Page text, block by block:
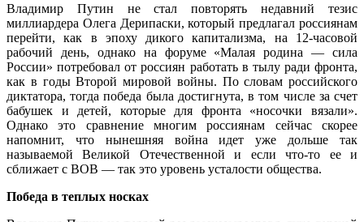
Владимир Путин не стал повторять недавний тезис
миллиардера Олега Дерипаски, который предлагал россиянам
перейти, как в эпоху дикого капитализма, на 12-часовой
рабочий день, однако на форуме «Малая родина — сила
России» потребовал от россиян работать в тылу ради фронта,
как в годы Второй мировой войны. По словам российского
диктатора, тогда победа была достигнута, в том числе за счет
бабушек и детей, которые для фронта «носочки вязали».
Однако это сравнение многим россиянам сейчас скорее
напомнит, что нынешняя война идет уже дольше так
называемой Великой Отечественной и если что-то ее и
сближает с ВОВ — так это уровень усталости общества.
Победа в теплых носках